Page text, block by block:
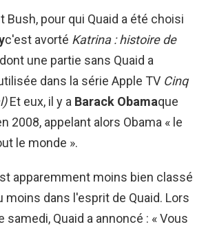
Bush, pour qui Quaid a été choisi
c'est avorté Katrina : histoire de
une partie sans Quaid a
dans la série Apple TV Cinq
Et eux, il y a Barack Obamaque
2008, appelant alors Obama « le
le monde ».
apparemment moins bien classé
moins dans l'esprit de Quaid. Lors
samedi, Quaid a annoncé : « Vous